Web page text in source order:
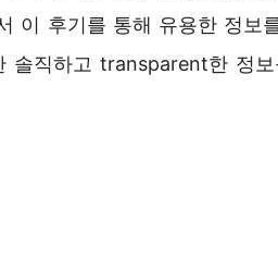
이 후기를 통해 유용한 정보
솔직하고 transparent한 정